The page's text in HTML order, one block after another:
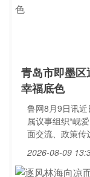
青岛市即墨
幸福底色
鲁网8月9日讯
属议事组织“岘
面交流、政策传
2026-08-09